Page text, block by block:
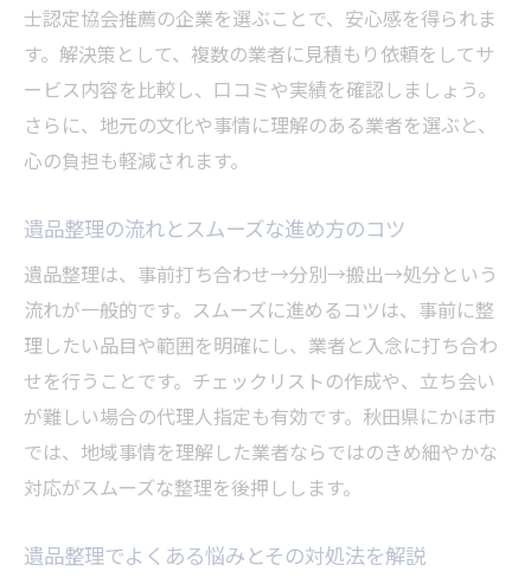
遺品整理の費用相場を知るための基礎知識
秋田県にかほ市での遺品整理相場の目安と
特徴
遺品整理で費用が高くなるケースの傾向
法
遺品整理見積もりを比較する際の注意点
一軒家の遺品整理費用のポイントを解説
効率的な遺品整理を進めるための基本知識
遺品整理を効率よく進めるための手順
作業前に確認したい遺品整理のポイント
遺品整理を短期間で終わらせるコツとは
遺品整理時に役立つ道具と準備方法
家族と協力して進める遺品整理の方法
士認定協会推薦の企業を選ぶことで、安心感を得られま
す。解決策として、複数の業者に見積もり依頼をしてサ
ービス内容を比較し、口コミや実績を確認しましょう。
さらに、地元の文化や事情に理解のある業者を選ぶと、
心の負担も軽減されます。
遺品整理の流れとスムーズな進め方のコツ
遺品整理は、事前打ち合わせ→分別→搬出→処分という
流れが一般的です。スムーズに進めるコツは、事前に整
理したい品目や範囲を明確にし、業者と入念に打ち合わ
せを行うことです。チェックリストの作成や、立ち会い
が難しい場合の代理人指定も有効です。秋田県にかほ市
では、地域事情を理解した業者ならではのきめ細やかな
対応がスムーズな整理を後押しします。
遺品整理でよくある悩みとその対処法を解説